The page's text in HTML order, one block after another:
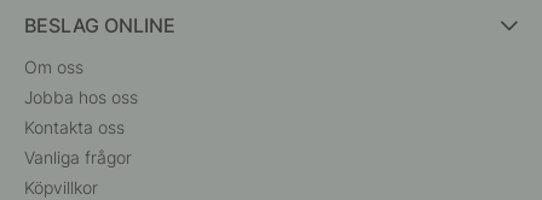
BESLAG ONLINE
Om oss
Jobba hos oss
Kontakta oss
Vanliga frågor
Köpvillkor